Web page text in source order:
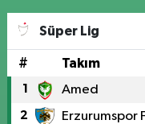
Süper Lig
# Takım
1 Amed
2 Erzurumspor